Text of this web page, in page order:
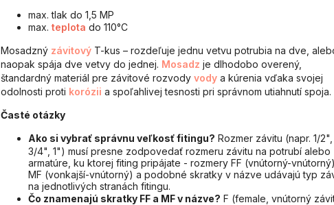
max. tlak do 1,5 MP
max. teplota do 110°C
Mosadzný závitový T-kus – rozdeľuje jednu vetvu potrubia na dve,
naopak spája dve vetvy do jednej. Mosadz je dlhodobo overený,
štandardný materiál pre závitové rozvody vody a kúrenia vďaka svojej
odolnosti proti korózii a spoľahlivej tesnosti pri správnom utiahnutí spoja.
Časté otázky
Ako si vybrať správnu veľkosť fitingu? Rozmer závitu (napr. 1/2",
3/4", 1") musí presne zodpovedať rozmeru závitu na potrubí alebo
armatúre, ku ktorej fiting pripájate - rozmery FF (vnútorný-
MF (vonkajší-vnútorný) a podobné skratky v názve udávajú typ
na jednotlivých stranách fitingu.
Čo znamenajú skratky FF a MF v názve? F (female, vnútorný